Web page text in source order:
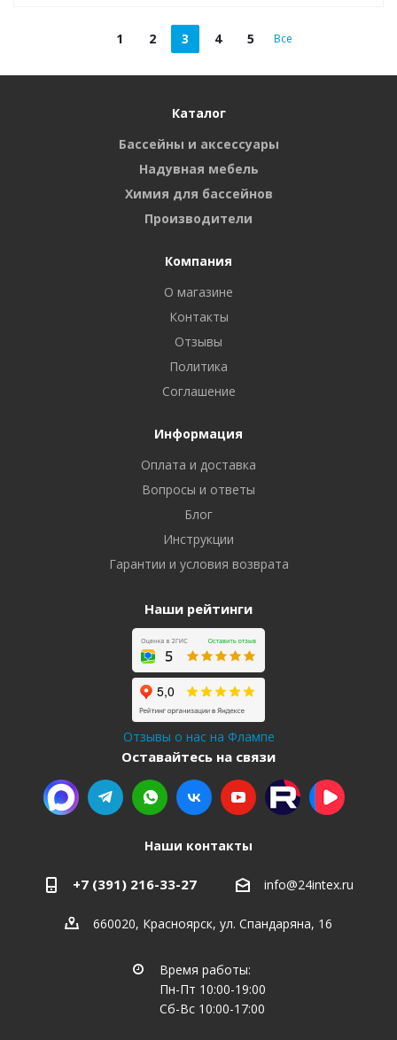
1 2 3 4 5 Все
Каталог
Бассейны и аксессуары
Надувная мебель
Химия для бассейнов
Производители
Компания
О магазине
Контакты
Отзывы
Политика
Соглашение
Информация
Оплата и доставка
Вопросы и ответы
Блог
Инструкции
Гарантии и условия возврата
Наши рейтинги
Отзывы о нас на Флампе
Оставайтесь на связи
Наши контакты
+7 (391) 216-33-27 info@24intex.ru
660020, Красноярск, ул. Спандаряна, 16
Время работы:
Пн-Пт 10:00-19:00
Сб-Вс 10:00-17:00